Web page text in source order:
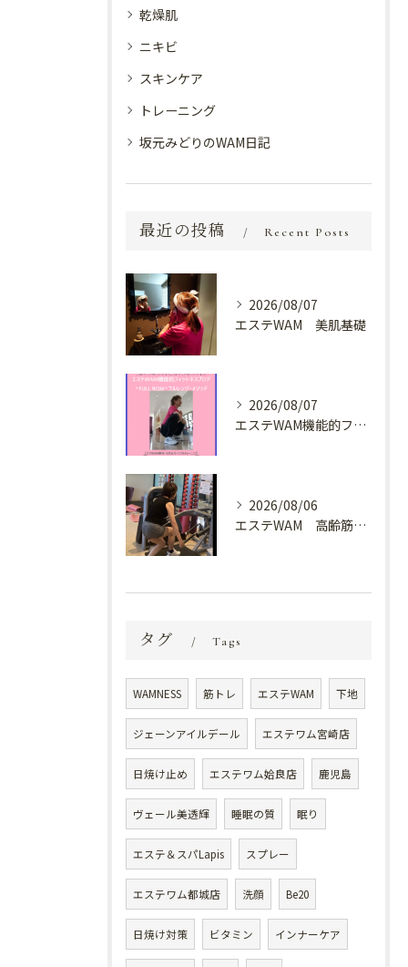
乾燥肌
ニキビ
スキンケア
トレーニング
坂元みどりのWAM日記
最近の投稿 Recent Posts
2026/08/07
エステWAM 美肌基礎
2026/08/07
エステWAM機能的フィットネスブログ ^FULL ROM^フルレンジ・メソッド
2026/08/06
エステWAM 高齢筋トレ
タグ Tags
WAMNESS 筋トレ エステWAM 下地
ジェーンアイルデール エステワム宮崎店
日焼け止め エステワム姶良店 鹿児島
ヴェール美透輝 睡眠の質 眠り
エステ＆スパLapis スプレー
エステワム都城店 洗顔 Be20
日焼け対策 ビタミン インナーケア